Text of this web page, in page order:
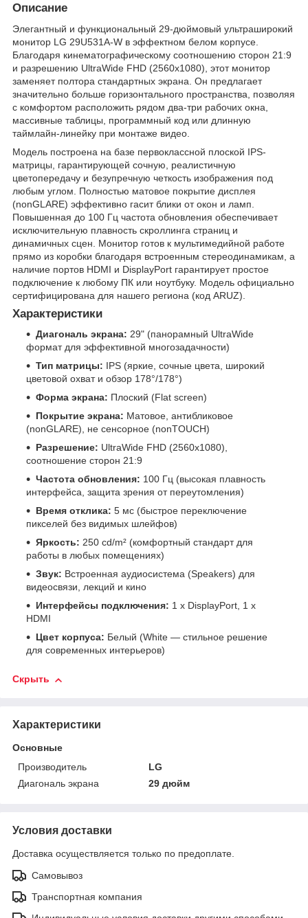
Описание
Элегантный и функциональный 29-дюймовый ультраширокий
монитор LG 29U531A-W в эффектном белом корпусе.
Благодаря кинематографическому соотношению сторон 21:9
и разрешению UltraWide FHD (2560х1080), этот монитор
заменяет полтора стандартных экрана. Он предлагает
значительно больше горизонтального пространства, позволяя
с комфортом расположить рядом два-три рабочих окна,
массивные таблицы, программный код или длинную
таймлайн-линейку при монтаже видео.
Модель построена на базе первоклассной плоской IPS-
матрицы, гарантирующей сочную, реалистичную
цветопередачу и безупречную четкость изображения под
любым углом. Полностью матовое покрытие дисплея
(nonGLARE) эффективно гасит блики от окон и ламп.
Повышенная до 100 Гц частота обновления обеспечивает
исключительную плавность скроллинга страниц и
динамичных сцен. Монитор готов к мультимедийной работе
прямо из коробки благодаря встроенным стереодинамикам, а
наличие портов HDMI и DisplayPort гарантирует простое
подключение к любому ПК или ноутбуку. Модель официально
сертифицирована для нашего региона (код ARUZ).
Характеристики
Диагональ экрана: 29" (панорамный UltraWide
формат для эффективной многозадачности)
Тип матрицы: IPS (яркие, сочные цвета, широкий
цветовой охват и обзор 178°/178°)
Форма экрана: Плоский (Flat screen)
Покрытие экрана: Матовое, антибликовое
(nonGLARE), не сенсорное (nonTOUCH)
Разрешение: UltraWide FHD (2560x1080),
соотношение сторон 21:9
Частота обновления: 100 Гц (высокая плавность
интерфейса, защита зрения от переутомления)
Время отклика: 5 мс (быстрое переключение
пикселей без видимых шлейфов)
Яркость: 250 cd/m² (комфортный стандарт для
работы в любых помещениях)
Звук: Встроенная аудиосистема (Speakers) для
видеосвязи, лекций и кино
Интерфейсы подключения: 1 x DisplayPort, 1 x
HDMI
Цвет корпуса: Белый (White — стильное решение
для современных интерьеров)
Скрыть
Характеристики
Основные
Производитель
LG
Диагональ экрана
29 дюйм
Условия доставки
Доставка осуществляется только по предоплате.
Самовывоз
Транспортная компания